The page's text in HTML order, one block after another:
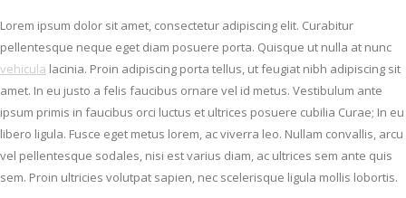
Lorem ipsum dolor sit amet, consectetur adipiscing elit. Curabitur
pellentesque neque eget diam posuere porta. Quisque ut nulla at nunc
vehicula lacinia. Proin adipiscing porta tellus, ut feugiat nibh adipiscing sit
amet. In eu justo a felis faucibus ornare vel id metus. Vestibulum ante
ipsum primis in faucibus orci luctus et ultrices posuere cubilia Curae; In eu
libero ligula. Fusce eget metus lorem, ac viverra leo. Nullam convallis, arcu
vel pellentesque sodales, nisi est varius diam, ac ultrices sem ante quis
sem. Proin ultricies volutpat sapien, nec scelerisque ligula mollis lobortis.